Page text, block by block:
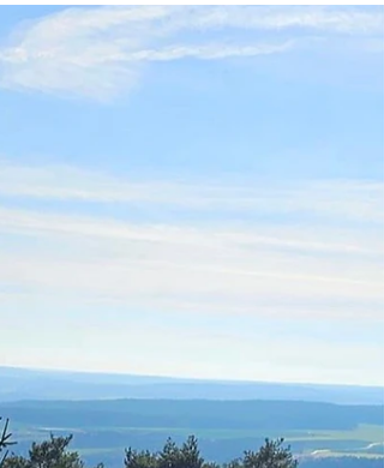
neuen Zeit Als Seherinnen der neuen Zeit ist es nicht
unser Wunsch, dem zu gefallen,...